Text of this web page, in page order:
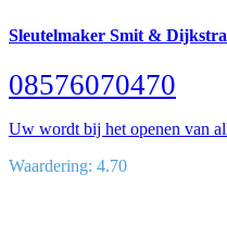
Sleutelmaker Smit & Dijkstra
08576070470
Uw wordt bij het openen van
Waardering: 4.70